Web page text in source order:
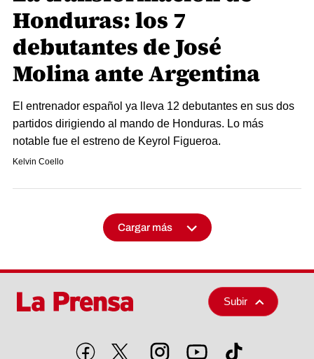
Honduras: los 7
debutantes de José
Molina ante Argentina
El entrenador español ya lleva 12 debutantes en sus dos
partidos dirigiendo al mando de Honduras. Lo más
notable fue el estreno de Keyrol Figueroa.
Kelvin Coello
Cargar más
Subir